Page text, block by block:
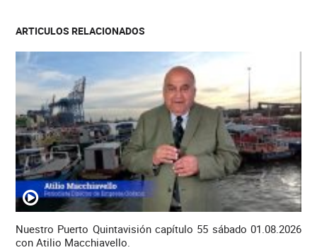
ARTICULOS RELACIONADOS
Nuestro Puerto Quintavisión capítulo 55 sábado 01.08.2026
con Atilio Macchiavello.